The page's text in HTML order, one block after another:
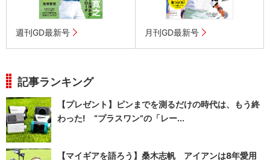
週刊GD最新号 月刊GD最新号
記事ランキング
【プレゼント】ピンまでを測るだけの時代は、もう終
わった! “プラスワン”の「レー...
【マイギアを語ろう】桑木志帆 アイアンは8年愛用